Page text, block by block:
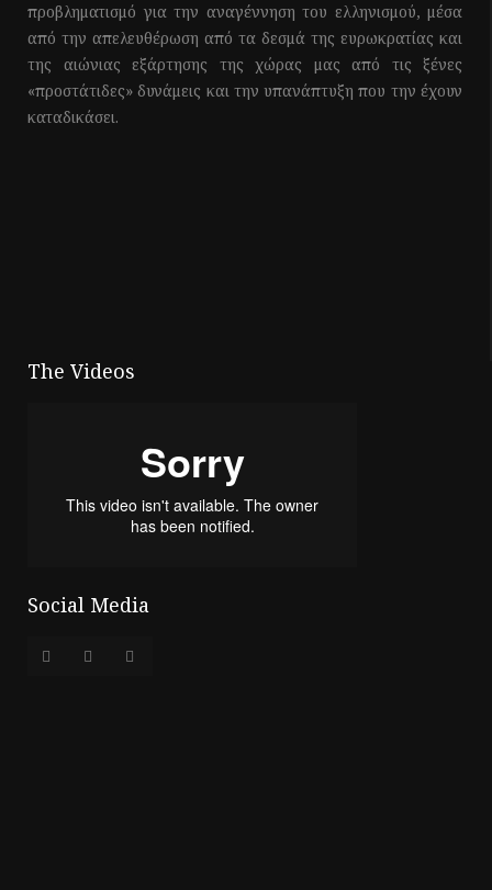
προβληματισμό για την αναγέννηση του ελληνισμού, μέσα
από την απελευθέρωση από τα δεσμά της ευρωκρατίας και
της αιώνιας εξάρτησης της χώρας μας από τις ξένες
«προστάτιδες» δυνάμεις και την υπανάπτυξη που την έχουν
καταδικάσει.
The Videos
Social Media